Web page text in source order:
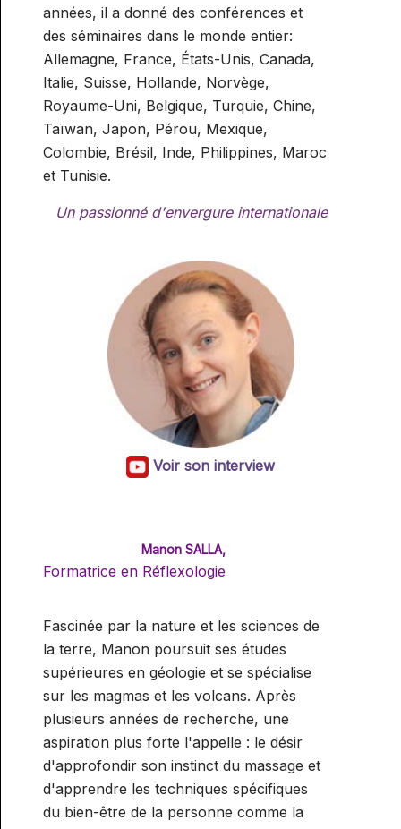
années, il a donné des conférences et
des séminaires dans le monde entier:
Allemagne, France, États-Unis, Canada,
Italie, Suisse, Hollande, Norvège,
Royaume-Uni, Belgique, Turquie, Chine,
Taïwan, Japon, Pérou, Mexique,
Colombie, Brésil, Inde, Philippines, Maroc
et Tunisie.
Un passionné d'envergure internationale
Voir son interview
Manon SALLA,
Formatrice en Réflexologie
Fascinée par la nature et les sciences de
la terre, Manon poursuit ses études
supérieures en géologie et se spécialise
sur les magmas et les volcans. Après
plusieurs années de recherche, une
aspiration plus forte l'appelle : le désir
d'approfondir son instinct du massage et
d'apprendre les techniques spécifiques
du bien-être de la personne comme la